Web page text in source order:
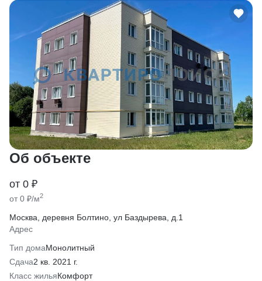
Об объекте
от 0 ₽
от 0 ₽/м2
Москва, деревня Болтино, ул Баздырева, д.1
Адрес
Тип домаМонолитный
Сдача2 кв. 2021 г.
Класс жильяКомфорт